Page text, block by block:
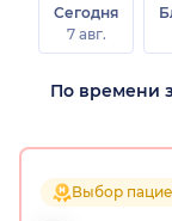
Сегодня
7 авг.
Выбор